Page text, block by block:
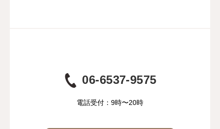
06-6537-9575
電話受付：9時〜20時